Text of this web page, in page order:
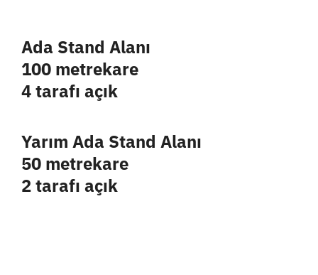
Ada Stand Alanı
100 metrekare
4 tarafı açık
Yarım Ada Stand Alanı
50 metrekare
2 tarafı açık